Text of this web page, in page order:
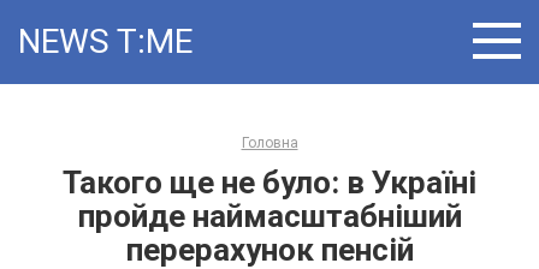
NEWS T:ME
Головна
Такого ще не було: в Україні
пройде наймасштабніший
перерахунок пенсій